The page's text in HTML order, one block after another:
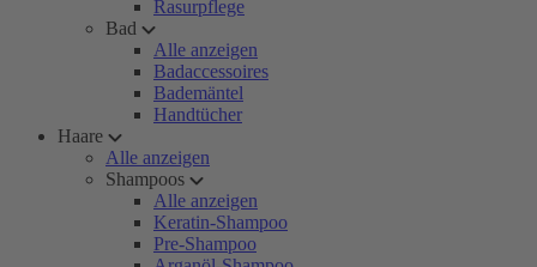
Rasurpflege
Bad
Alle anzeigen
Badaccessoires
Bademäntel
Handtücher
Haare
Alle anzeigen
Shampoos
Alle anzeigen
Keratin-Shampoo
Pre-Shampoo